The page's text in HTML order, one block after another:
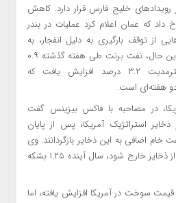
خلیج فارس قرار دارد. کاهش
که عمان اعلام کرد عملیات در بندر
از توقف بارگیری به دلیل انفجار، به
حالت عادی بازگشته است. با این حال، نفت برنت طی هفته گذشته ۰.۹
درصد و وست تگزاس اینترمدیت ۳.۲ درصد افزایش یافت که
هفته‌ای است.
در مصاحبه با فاکس بیزینس گفت
استراتژیک آمریکا، پس از پایان
بشکه نفت خام اضافی به این ذخایر بازگردانند. وی
افزود: «به ازای هر بشکه‌ای که از ذخایر خارج شود، سال آینده ۱.۲۵ بشکه
سوخت در آمریکا افزایش یافته، اما